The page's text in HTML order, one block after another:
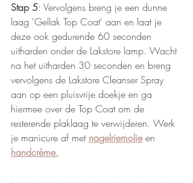
Stap 5: Vervolgens breng je een dunne
laag 'Gellak Top Coat' aan en laat je
deze ook gedurende 60 seconden
uitharden onder de Lakstore lamp. Wacht
na het uitharden 30 seconden en breng
vervolgens de Lakstore Cleanser Spray
aan op een pluisvrije doekje en ga
hiermee over de Top Coat om de
resterende plaklaag te verwijderen. Werk
je manicure af met nagelriemolie en
handcrème.